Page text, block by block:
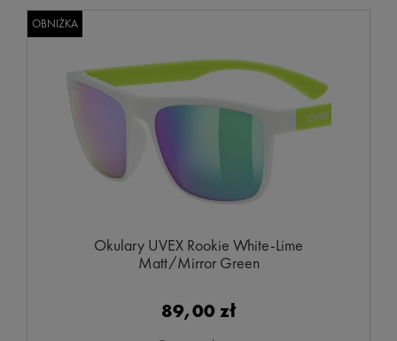
Okulary UVEX Rookie White-Lime
Matt/Mirror Green
89,00 zł
OBNIŻKA